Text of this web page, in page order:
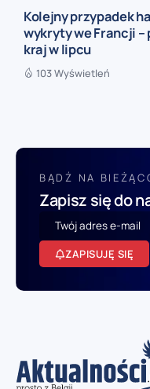
Kolejny przypadek
wykryty we Francji –
kraj w lipcu
103 Wyświetleń
BĄDŹ NA
Zapisz się do
ZAPISUJĘ SIĘ